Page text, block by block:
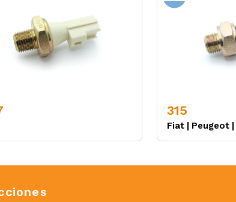
315
Fiat Peugeot